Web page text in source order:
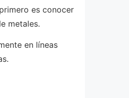
es conocer
metales.
en líneas